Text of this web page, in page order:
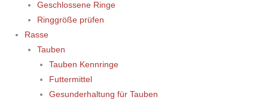
Geschlossene Ringe
Ringgröße prüfen
Rasse
Tauben
Tauben Kennringe
Futtermittel
Gesunderhaltung für Tauben